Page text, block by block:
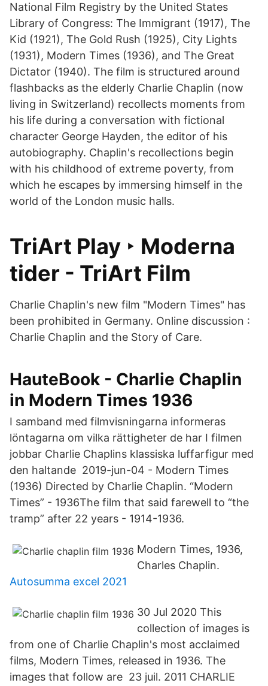
National Film Registry by the United States
Library of Congress: The Immigrant (1917), The
Kid (1921), The Gold Rush (1925), City Lights
(1931), Modern Times (1936), and The Great
Dictator (1940). The film is structured around
flashbacks as the elderly Charlie Chaplin (now
living in Switzerland) recollects moments from
his life during a conversation with fictional
character George Hayden, the editor of his
autobiography. Chaplin's recollections begin
with his childhood of extreme poverty, from
which he escapes by immersing himself in the
world of the London music halls.
TriArt Play ‣ Moderna
tider - TriArt Film
Charlie Chaplin's new film "Modern Times" has
been prohibited in Germany. Online discussion :
Charlie Chaplin and the Story of Care.
HauteBook - Charlie Chaplin
in Modern Times 1936
I samband med filmvisningarna informeras
löntagarna om vilka rättigheter de har I filmen
jobbar Charlie Chaplins klassiska luffarfigur med
den haltande 2019-jun-04 - Modern Times
(1936) Directed by Charlie Chaplin. “Modern
Times” - 1936The film that said farewell to “the
tramp” after 22 years - 1914-1936.
Modern Times, 1936,
Charles Chaplin.
Autosumma excel 2021
30 Jul 2020 This
collection of images is
from one of Charlie Chaplin's most acclaimed
films, Modern Times, released in 1936. The
images that follow are 23 juil. 2011 CHARLIE